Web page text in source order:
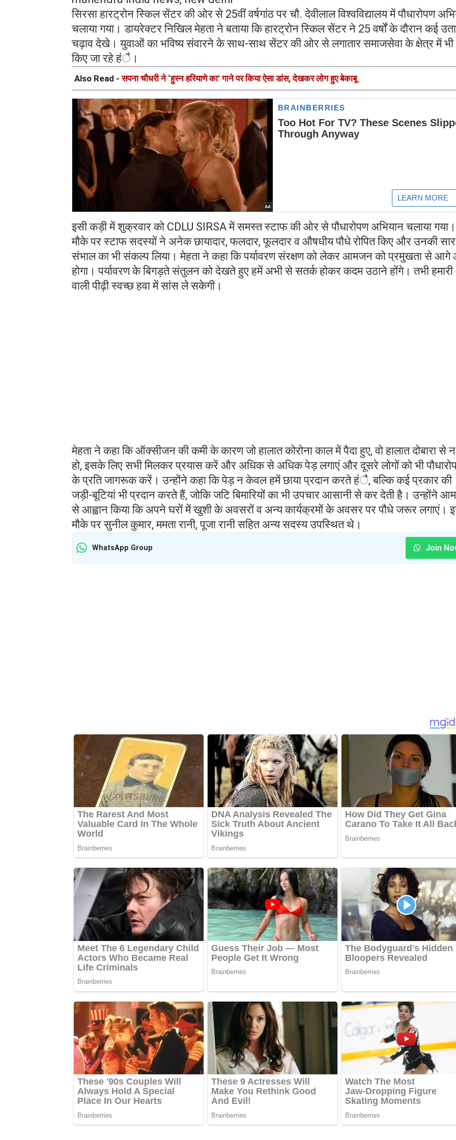
सिरसा हारट्रोन स्किल सेंटर की ओर से 25वीं वर्षगांठ पर चौ. देवीलाल विश्वविद्यालय में पौधारोपण
चलाया गया। डायरेक्टर निखिल मेहता ने बताया कि हारट्रोन स्किल सेंटर ने 25 वर्षों के दौरान कई
चढ़ाव देखे। युवाओं का भविष्य संवारने के साथ-साथ सेंटर की ओर से लगातार समाजसेवा के क्षेत्र में भी
किए जा रहे हंै।
Also Read -सपना चौधरी ने ‘हुस्न हरियाणे का’ गाने पर किया ऐसा डांस, देखकर लोग हुए बेकाबू
इसी कड़ी में शुक्रवार को CDLU SIRSA में समस्त स्टाफ की ओर से पौधारोपण अभियान चलाया
मौके पर स्टाफ सदस्यों ने अनेक छायादार, फलदार, फूलदार व औषधीय पौधे रोपित किए और उनकी
संभाल का भी संकल्प लिया। मेहता ने कहा कि पर्यावरण संरक्षण को लेकर आमजन को प्रमुखता से आगे
होगा। पर्यावरण के बिगड़ते संतुलन को देखते हुए हमें अभी से सतर्क होकर कदम उठाने होंगे। तभी
वाली पीढ़ी स्वच्छ हवा में सांस ले सकेगी।
मेहता ने कहा कि ऑक्सीजन की कमी के कारण जो हालात कोरोना काल में पैदा हुए, वो हालात दोबारा से
हो, इसके लिए सभी मिलकर प्रयास करें और अधिक से अधिक पेड़ लगाएं और दूसरे लोगों को भी
के प्रति जागरूक करें। उन्होंने कहा कि पेड़ न केवल हमें छाया प्रदान करते हंै, बल्कि कई प्रकार की
जड़ी-बूटियां भी प्रदान करते हैं, जोकि जटि बिमारियों का भी उपचार आसानी से कर देती है। उन्होंने
से आह्वान किया कि अपने घरों में खुशी के अवसरों व अन्य कार्यक्रमों के अवसर पर पौधे जरूर लगाएं।
मौके पर सुनील कुमार, ममता रानी, पूजा रानी सहित अन्य सदस्य उपस्थित थे।
WhatsApp Group Join